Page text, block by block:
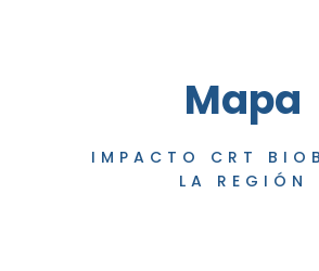
Mapa
IMPACTO CRT
LA REGIÓN